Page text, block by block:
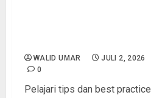
WALID UMAR
JULI 2, 2026
0
Pelajari tips dan best practice